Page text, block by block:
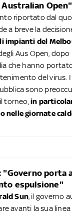
Australian Open"
riportato dal
a breve la
impianti del
Aus Open,
che hanno
del virus.
sono
torneo, in
nelle giornate
"Governo porta
espulsione"
Sun , il governo
avanti la sua